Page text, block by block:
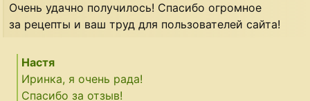
Очень удачно получилось! Спасибо огромное
за рецепты и ваш труд для пользователей сайта!
Настя
Иринка, я очень рада!
Спасибо за отзыв!